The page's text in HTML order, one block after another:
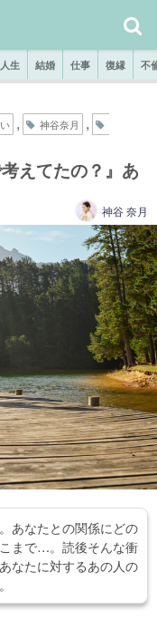
人生 結婚 仕事 復縁 不
, 神谷奈月 ,
えてたの？』あ
神谷 奈月
あなたとの関係にどの
まで…。読後そんな衝
なたに対するあの人の